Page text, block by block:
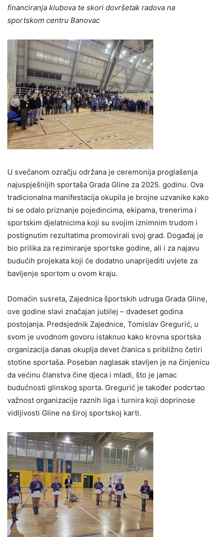
financiranja klubova te skori dovršetak radova na
sportskom centru Banovac
U svečanom ozračju održana je ceremonija proglašenja
najuspješnijih sportaša Grada Gline za 2025. godinu. Ova
tradicionalna manifestacija okupila je brojne uzvanike kako
bi se odalo priznanje pojedincima, ekipama, trenerima i
sportskim djelatnicima koji su svojim iznimnim trudom i
postignutim rezultatima promovirali svoj grad. Događaj je
bio prilika za rezimiranje sportske godine, ali i za najavu
budućih projekata koji će dodatno unaprijediti uvjete za
bavljenje sportom u ovom kraju.
Domaćin susreta, Zajednica športskih udruga Grada Gline,
ove godine slavi značajan jubilej – dvadeset godina
postojanja. Predsjednik Zajednice, Tomislav Gregurić, u
svom je uvodnom govoru istaknuo kako krovna sportska
organizacija danas okuplja devet članica s približno četiri
stotine sportaša. Poseban naglasak stavljen je na činjenicu
da većinu članstva čine djeca i mladi, što je jamac
budućnosti glinskog sporta. Gregurić je također podcrtao
važnost organizacije raznih liga i turnira koji doprinose
vidljivosti Gline na široj sportskoj karti.